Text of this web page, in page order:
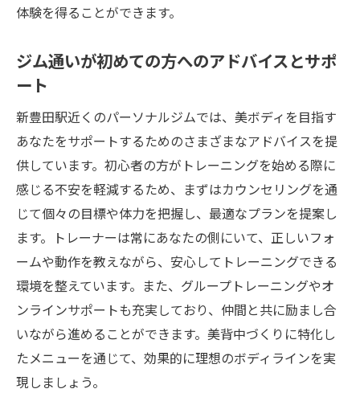
体験を得ることができます。
ジム通いが初めての方へのアドバイスとサポ
ート
新豊田駅近くのパーソナルジムでは、美ボディを目指す
あなたをサポートするためのさまざまなアドバイスを提
供しています。初心者の方がトレーニングを始める際に
感じる不安を軽減するため、まずはカウンセリングを通
じて個々の目標や体力を把握し、最適なプランを提案し
ます。トレーナーは常にあなたの側にいて、正しいフォ
ームや動作を教えながら、安心してトレーニングできる
環境を整えています。また、グループトレーニングやオ
ンラインサポートも充実しており、仲間と共に励まし合
いながら進めることができます。美背中づくりに特化し
たメニューを通じて、効果的に理想のボディラインを実
現しましょう。